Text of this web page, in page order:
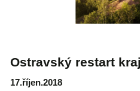
Ostravský restart
17.říjen.2018